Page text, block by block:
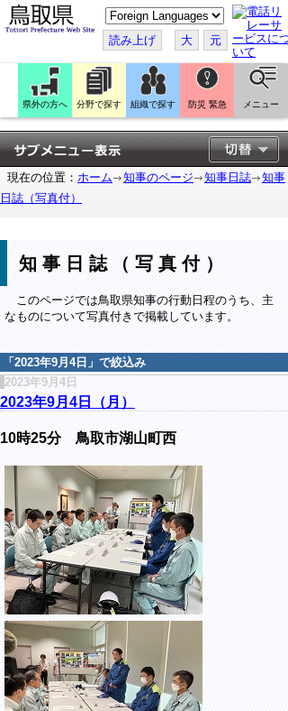
こ
の
ペ
ー
ジ
翻
訳
す
る
読み上げ 大 元
県外の方へ 分野で探す 組織で探す 防災 緊急 メニュー
現在の位置： ホーム 知事のページ 知事日誌
知事
日誌（写真付）
知事日誌（写真付）
このページでは鳥取県知事の行動日程のうち、主
なものについて写真付きで掲載しています。
「 2023年9月4日 」で絞込み
2023年9月4日
2023年9月4日（月）
10時25分 鳥取市湖山町西